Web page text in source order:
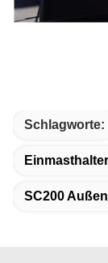
Schlagworte:
SC200